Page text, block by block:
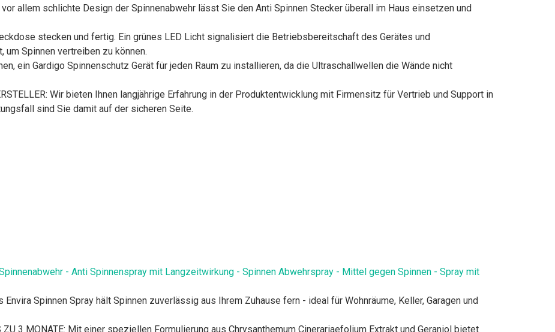
vor allem schlichte Design der Spinnenabwehr lässt Sie den Anti Spinnen Stecker überall im Haus einsetzen und
stecken und fertig. Ein grünes LED Licht signalisiert die Betriebsbereitschaft des Gerätes und
Spinnen vertreiben zu können.
ein Gardigo Spinnenschutz Gerät für jeden Raum zu installieren, da die Ultraschallwellen die Wände nicht
Wir bieten Ihnen langjährige Erfahrung in der Produktentwicklung mit Firmensitz für Vertrieb und Support in
sind Sie damit auf der sicheren Seite.
- Anti Spinnenspray mit Langzeitwirkung - Spinnen Abwehrspray - Mittel gegen Spinnen - Spray mit
Envira Spinnen Spray hält Spinnen zuverlässig aus Ihrem Zuhause fern - ideal für Wohnräume, Keller, Garagen und
ZU 3 MONATE: Mit einer speziellen Formulierung aus Chrysanthemum Cinerariaefolium Extrakt und Geraniol bietet